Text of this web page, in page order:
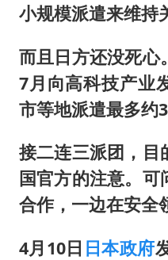
小规模派遣来维持
而且日方还没死心
7月向高科技产业
市等地派遣最多约
接二连三派团，
国官方的注意。可
合作，一边在安全
4月10日 日本政府